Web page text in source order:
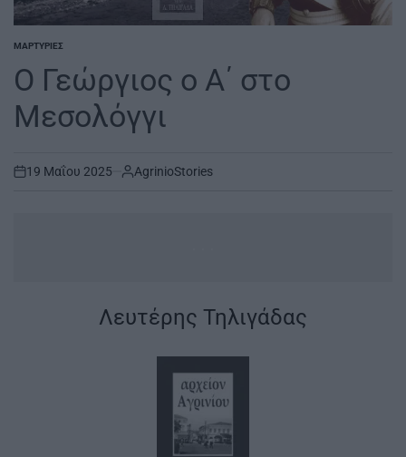
POSTED
ΜΑΡΤΥΡΊΕΣ
Ο Γεώργιος ο Α΄ στο
Μεσολόγγι
on
19 Μαΐου 2025 AgrinioStories
Λευτέρης Τηλιγάδας